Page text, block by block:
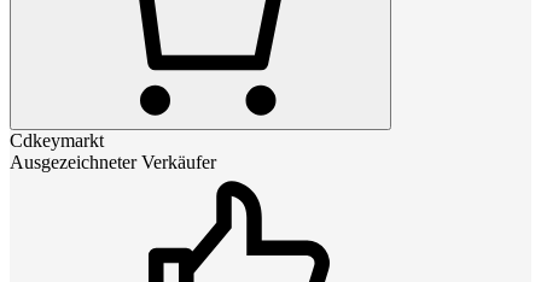
Cdkeymarkt
Ausgezeichneter Verkäufer